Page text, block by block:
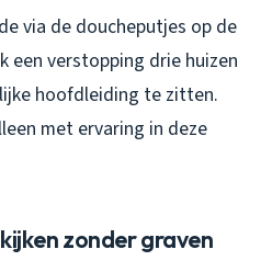
via de doucheputjes op de
een verstopping drie huizen
hoofdleiding te zitten.
met ervaring in deze
zonder graven